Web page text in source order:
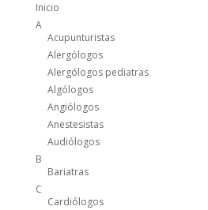
Inicio
A
Acupunturistas
Alergólogos
Alergólogos pediatras
Algólogos
Angiólogos
Anestesistas
Audiólogos
B
Bariatras
C
Cardiólogos